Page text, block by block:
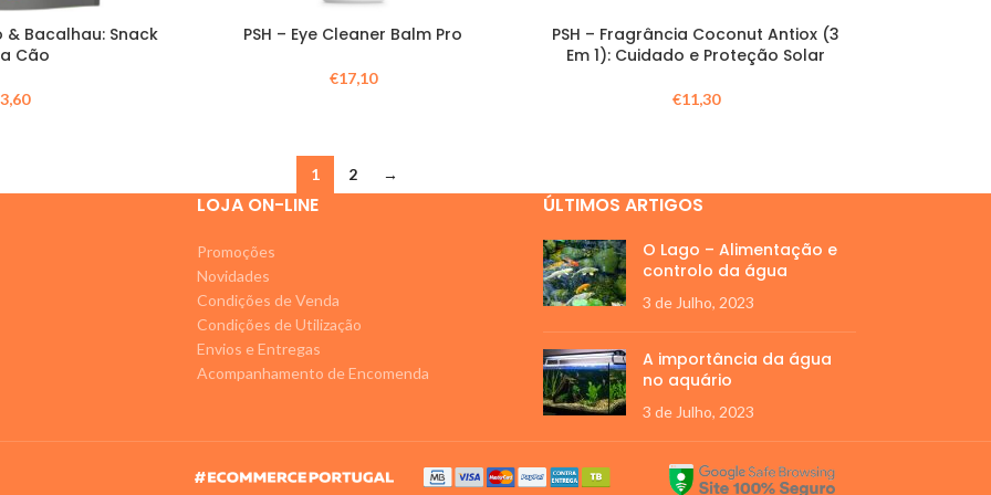
& Bacalhau: Snack
Cão
3,60
PSH – Eye Cleaner Balm Pro
€17,10
PSH – Fragrância Coconut Antiox (3
Em 1): Cuidado e Proteção Solar
€11,30
1 2
→
LOJA ON-LINE
Promoções
Novidades
Condições de Venda
Condições de Utilização
Envios e Entregas
Acompanhamento de Encomenda
ÚLTIMOS ARTIGOS
O Lago – Alimentação e
controlo da água
3 de Julho, 2023
A importância da água
no aquário
3 de Julho, 2023